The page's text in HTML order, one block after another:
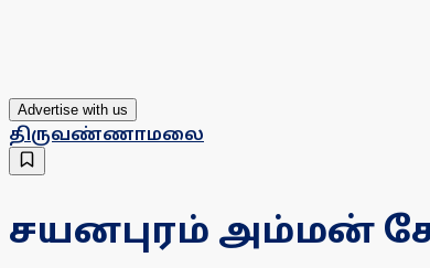
Advertise with us
திருவண்ணாமலை
சயனபுரம் அம்மன்